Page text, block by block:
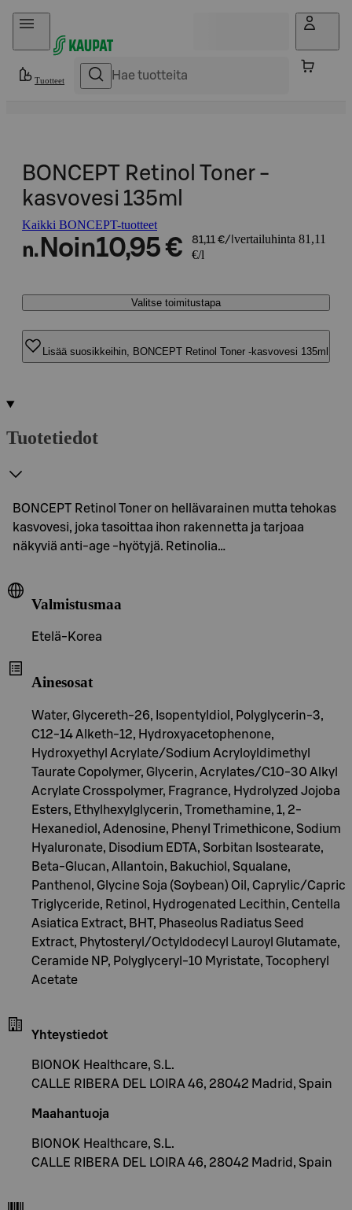
Hyppää sisältöön
Tuotteet
BONCEPT Retinol Toner -
kasvovesi 135ml
Kaikki BONCEPT-tuotteet
n. Noin10,95 € 81,11 €/l vertailuhinta 81,11
€/l
Valitse toimitustapa
Lisää suosikkeihin, BONCEPT Retinol Toner -kasvovesi 135ml
Tuotetiedot
BONCEPT Retinol Toner on hellävarainen mutta tehokas
kasvovesi, joka tasoittaa ihon rakennetta ja tarjoaa
näkyviä anti-age -hyötyjä. Retinolia…
Valmistusmaa
Etelä-Korea
Ainesosat
Water, Glycereth-26, Isopentyldiol, Polyglycerin-3,
C12-14 Alketh-12, Hydroxyacetophenone,
Hydroxyethyl Acrylate/Sodium Acryloyldimethyl
Taurate Copolymer, Glycerin, Acrylates/C10-30 Alkyl
Acrylate Crosspolymer, Fragrance, Hydrolyzed Jojoba
Esters, Ethylhexylglycerin, Tromethamine, 1, 2-
Hexanediol, Adenosine, Phenyl Trimethicone, Sodium
Hyaluronate, Disodium EDTA, Sorbitan Isostearate,
Beta-Glucan, Allantoin, Bakuchiol, Squalane,
Panthenol, Glycine Soja (Soybean) Oil, Caprylic/Capric
Triglyceride, Retinol, Hydrogenated Lecithin, Centella
Asiatica Extract, BHT, Phaseolus Radiatus Seed
Extract, Phytosteryl/Octyldodecyl Lauroyl Glutamate,
Ceramide NP, Polyglyceryl-10 Myristate, Tocopheryl
Acetate
Yhteystiedot
BIONOK Healthcare, S.L.
CALLE RIBERA DEL LOIRA 46, 28042 Madrid, Spain
Maahantuoja
BIONOK Healthcare, S.L.
CALLE RIBERA DEL LOIRA 46, 28042 Madrid, Spain